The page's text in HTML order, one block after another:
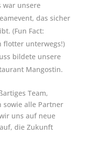
war unsere
das sicher
(Fun Fact:
flotter unterwegs!)
bildete unsere
Mangostin.
Team,
alle Partner
uns auf neue
die Zukunft